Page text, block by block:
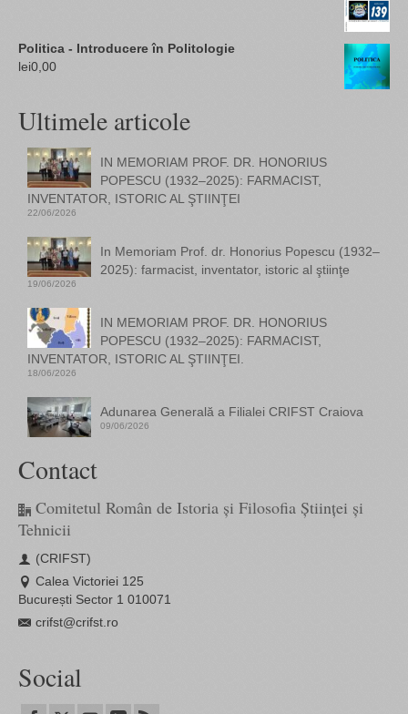
Politica - Introducere în Politologie
lei0,00
Ultimele articole
IN MEMORIAM PROF. DR. HONORIUS
POPESCU (1932–2025): FARMACIST,
INVENTATOR, ISTORIC AL ŞTIINŢEI
22/06/2026
In Memoriam Prof. dr. Honorius Popescu (1932–
2025): farmacist, inventator, istoric al ştiinţe
19/06/2026
IN MEMORIAM PROF. DR. HONORIUS
POPESCU (1932–2025): FARMACIST,
INVENTATOR, ISTORIC AL ŞTIINŢEI.
18/06/2026
Adunarea Generală a Filialei CRIFST Craiova
09/06/2026
Contact
Comitetul Român de Istoria și Filosofia Științei și
Tehnicii
(CRIFST)
Calea Victoriei 125
București Sector 1 010071
crifst@crifst.ro
Social